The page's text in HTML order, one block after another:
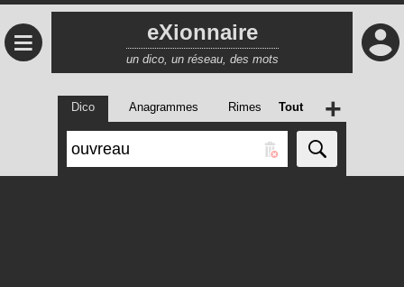
≡ eXionnaire
un dico, un réseau, des mots
Dico Anagrammes Rimes Tout +